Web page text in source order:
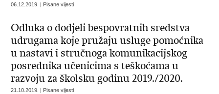
06.12.2019. | Pisane vijesti
Odluka o dodjeli bespovratnih sredstva
udrugama koje pružaju usluge pomoćnika
u nastavi i stručnoga komunikacijskog
posrednika učenicima s teškoćama u
razvoju za školsku godinu 2019./2020.
21.10.2019. | Pisane vijesti